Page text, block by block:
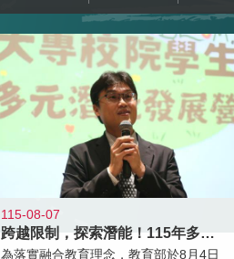
115-08-07
跨越限制，探索潛能！115年多元潛
為落實融合教育理念，教育部於8月4日